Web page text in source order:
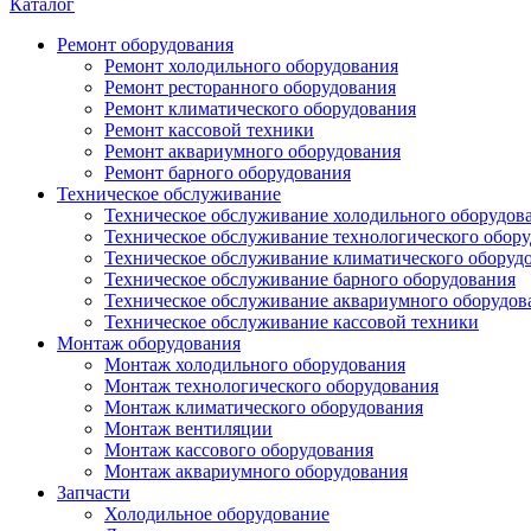
Ремонт оборудования
Ремонт холодильного оборудования
Ремонт ресторанного оборудования
Ремонт климатического оборудования
Ремонт кассовой техники
Ремонт аквариумного оборудования
Ремонт барного оборудования
Техническое обслуживание
Техническое обслуживание холодильного
Техническое обслуживание технологического
Техническое обслуживание климатического
Техническое обслуживание барного оборудования
Техническое обслуживание аквариумного
Техническое обслуживание кассовой техники
Монтаж оборудования
Монтаж холодильного оборудования
Монтаж технологического оборудования
Монтаж климатического оборудования
Монтаж вентиляции
Монтаж кассового оборудования
Монтаж аквариумного оборудования
Запчасти
Холодильное оборудование